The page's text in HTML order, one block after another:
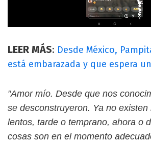
LEER MÁS: Desde México,
está embarazada y que espera
"Amor mío. Desde que nos
se desconstruyeron. Ya no existen
lentos, tarde o temprano, ahora o
cosas son en el momento